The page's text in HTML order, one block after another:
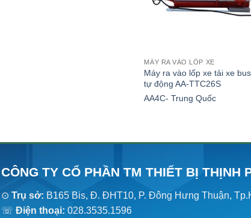
MÁY RA VÀO LỐP XE
Máy ra vào lốp xe tải xe
tự động AA-TTC26S
AA4C- Trung Quốc
CÔNG TY CỔ PHẦN TM THIẾT BỊ THỊNH
⊙ Trụ sở: B165 Bis, Đ. ĐHT10, P. Đông Hưng Thuận,
☏ Điện thoại: 028.3535.1596